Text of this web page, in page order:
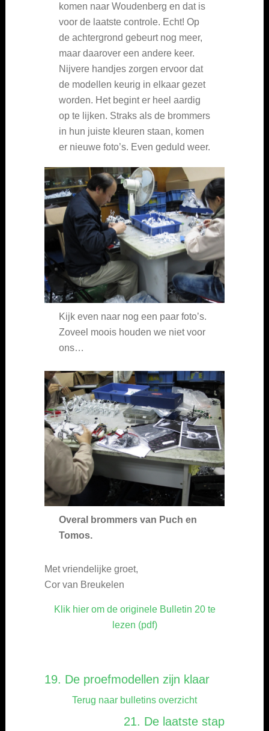
komen naar Woudenberg en dat is
voor de laatste controle. Echt! Op
de achtergrond gebeurt nog meer,
maar daarover een andere keer.
Nijvere handjes zorgen ervoor dat
de modellen keurig in elkaar gezet
worden. Het begint er heel aardig
op te lijken. Straks als de brommers
in hun juiste kleuren staan, komen
er nieuwe foto’s. Even geduld weer.
Kijk even naar nog een paar foto’s.
Zoveel moois houden we niet voor
ons…
Overal brommers van Puch en
Tomos.
Met vriendelijke groet,
Cor van Breukelen
Klik hier om de originele Bulletin 20 te
lezen (pdf)
19. De proefmodellen zijn klaar
Terug naar bulletins overzicht
21. De laatste stap